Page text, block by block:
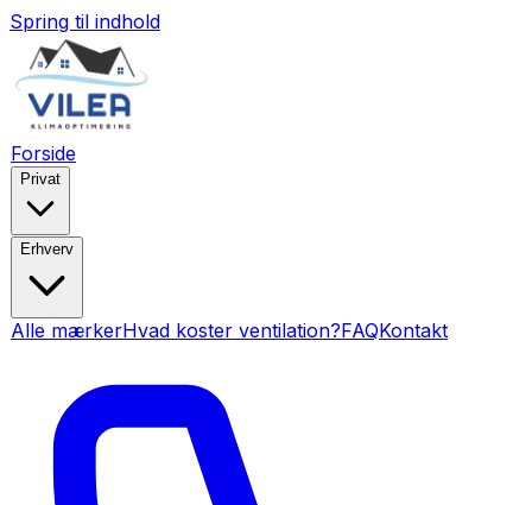
Spring til indhold
Forside
Privat
Erhverv
Alle mærkerHvad koster ventilation?FAQKontakt